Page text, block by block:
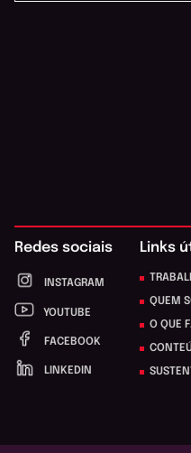
Redes sociais
INSTAGRAM
YOUTUBE
FACEBOOK
LINKEDIN
Links
QUEM
O QUE